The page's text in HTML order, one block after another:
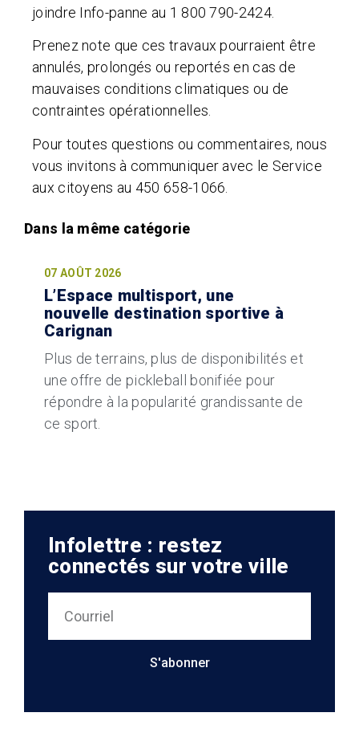
joindre Info-panne au 1 800 790-2424.
Prenez note que ces travaux pourraient être
annulés, prolongés ou reportés en cas de
mauvaises conditions climatiques ou de
contraintes opérationnelles.
Pour toutes questions ou commentaires, nous
vous invitons à communiquer avec le Service
aux citoyens au 450 658-1066.
07 AOÛT 2026
L’Espace multisport, une
nouvelle destination sportive à
Carignan
Plus de terrains, plus de disponibilités et
une offre de pickleball bonifiée pour
répondre à la popularité grandissante de
ce sport.
Infolettre : restez
connectés sur votre ville
S'abonner